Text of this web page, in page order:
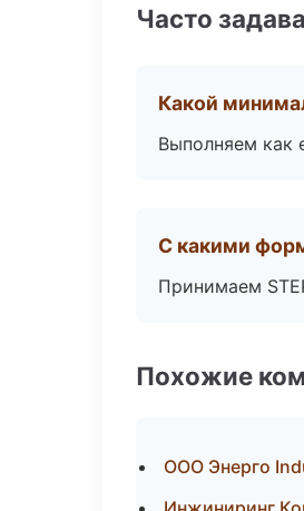
Часто
Какой
Выполняем как
С какими
Принимаем
Похожие
ООО Энерго